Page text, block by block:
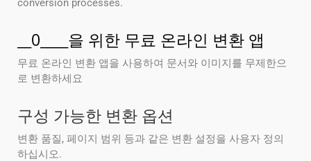
conversion processes.
__0____을 위한 무료 온라인 변환 앱
무료 온라인 변환 앱을 사용하여 문서와 이미지를 무제한으
로 변환하세요
구성 가능한 변환 옵션
변환 품질, 페이지 범위 등과 같은 변환 설정을 사용자 정의
하십시오.